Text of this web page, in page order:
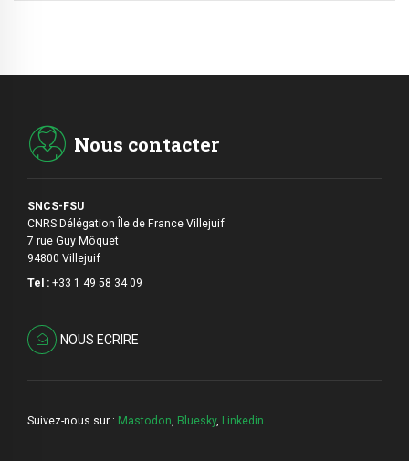
Nous contacter
SNCS-FSU
CNRS Délégation Île de France Villejuif
7 rue Guy Môquet
94800 Villejuif
Tel : +33 1 49 58 34 09
NOUS ECRIRE
Suivez-nous sur : Mastodon, Bluesky, Linkedin